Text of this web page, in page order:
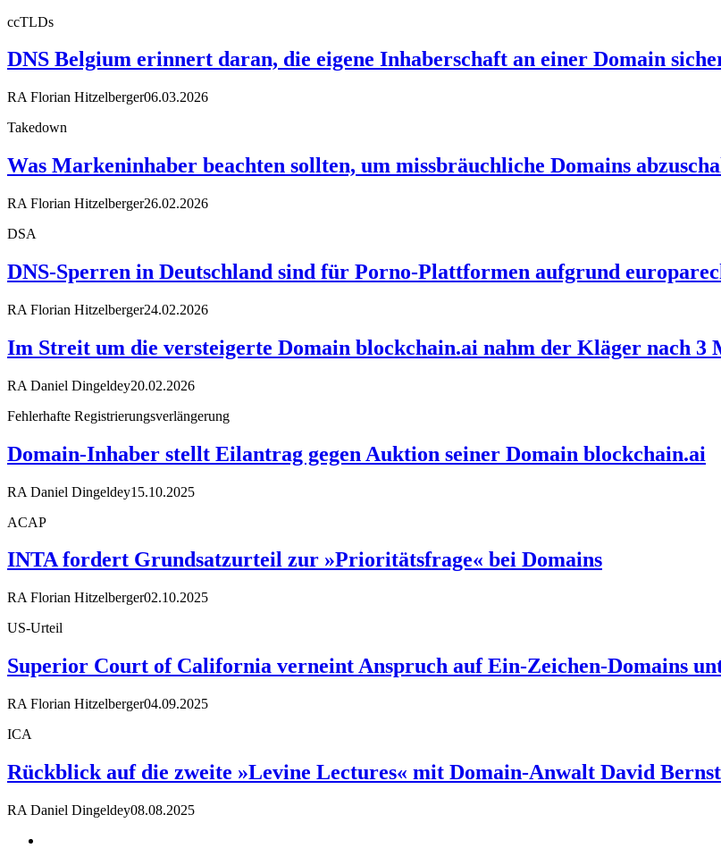
ccTLDs
DNS Belgium erinnert daran, die eigene Inhaberschaft an einer Domain
RA Florian Hitzelberger06.03.2026
Takedown
Was Markeninhaber beachten sollten, um missbräuchliche Domains
RA Florian Hitzelberger26.02.2026
DSA
DNS-Sperren in Deutschland sind für Porno-Plattformen aufgrund
RA Florian Hitzelberger24.02.2026
Im Streit um die versteigerte Domain blockchain.ai nahm der Kläger nach 3
RA Daniel Dingeldey20.02.2026
Fehlerhafte Registrierungsverlängerung
Domain-Inhaber stellt Eilantrag gegen Auktion seiner Domain blockchain.ai
RA Daniel Dingeldey15.10.2025
ACAP
INTA fordert Grundsatzurteil zur »Prioritätsfrage« bei Domains
RA Florian Hitzelberger02.10.2025
US-Urteil
Superior Court of California verneint Anspruch auf Ein-Zeichen-Domains
RA Florian Hitzelberger04.09.2025
ICA
Rückblick auf die zweite »Levine Lectures« mit Domain-Anwalt David
RA Daniel Dingeldey08.08.2025